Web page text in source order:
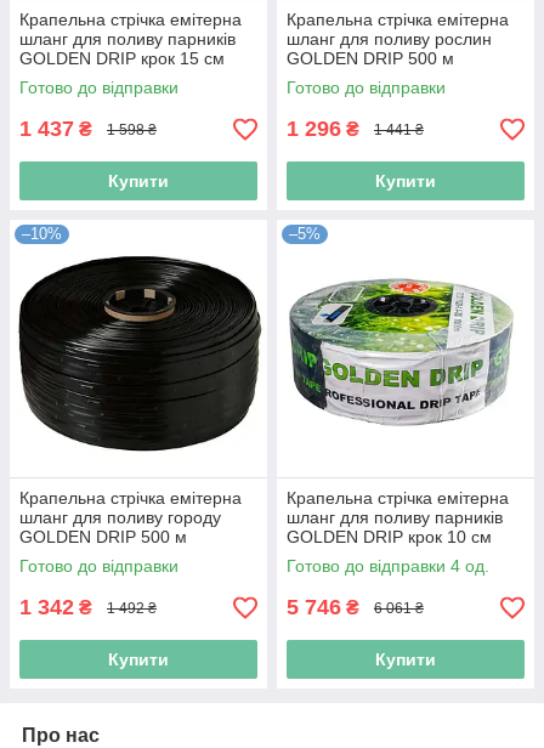
Крапельна стрічка емітерна
шланг для поливу парників
GOLDEN DRIP крок 15 см
(Niz16478)
Готово до відправки
1 437 ₴ 1 598 ₴
Купити
Крапельна стрічка емітерна
шланг для поливу рослин
GOLDEN DRIP 500 м
(Niz16480)
Готово до відправки
1 296 ₴ 1 441 ₴
Купити
–10%
Крапельна стрічка емітерна
шланг для поливу городу
GOLDEN DRIP 500 м
(Niz16479)
Готово до відправки
1 342 ₴ 1 492 ₴
Купити
–5%
Крапельна стрічка емітерна
шланг для поливу парників
GOLDEN DRIP крок 10 см
(Niz16481)
Готово до відправки 4 од.
5 746 ₴ 6 061 ₴
Купити
Про нас